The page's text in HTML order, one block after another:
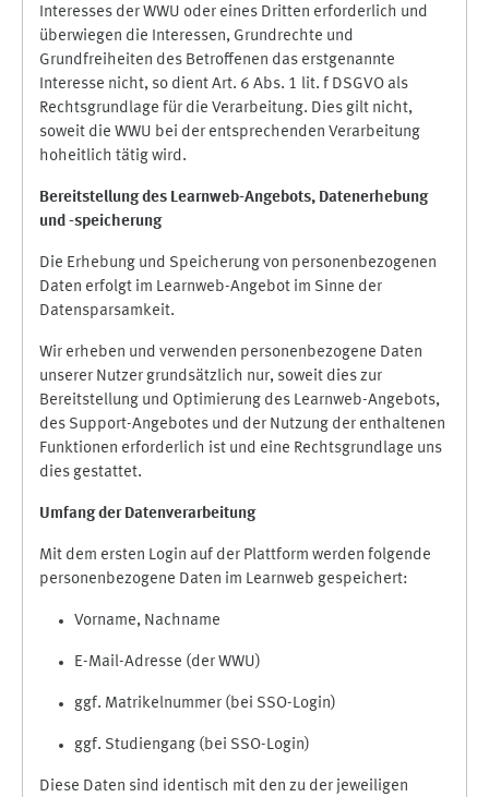
Interesses der WWU oder eines Dritten erforderlich und
überwiegen die Interessen, Grundrechte und
Grundfreiheiten des Betroffenen das erstgenannte
Interesse nicht, so dient Art. 6 Abs. 1 lit. f DSGVO als
Rechtsgrundlage für die Verarbeitung. Dies gilt nicht,
soweit die WWU bei der entsprechenden Verarbeitung
hoheitlich tätig wird.
Bereitstellung des Learnweb-Angebots, Datenerhebung
und -speicherung
Die Erhebung und Speicherung von personenbezogenen
Daten erfolgt im Learnweb-Angebot im Sinne der
Datensparsamkeit.
Wir erheben und verwenden personenbezogene Daten
unserer Nutzer grundsätzlich nur, soweit dies zur
Bereitstellung und Optimierung des Learnweb-Angebots,
des Support-Angebotes und der Nutzung der enthaltenen
Funktionen erforderlich ist und eine Rechtsgrundlage uns
dies gestattet.
Umfang der Datenverarbeitung
Mit dem ersten Login auf der Plattform werden folgende
personenbezogene Daten im Learnweb gespeichert:
Vorname, Nachname
E-Mail-Adresse (der WWU)
ggf. Matrikelnummer (bei SSO-Login)
ggf. Studiengang (bei SSO-Login)
Diese Daten sind identisch mit den zu der jeweiligen